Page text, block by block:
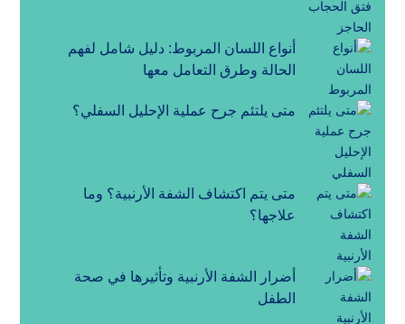
أنواع اللسان المربوط: دليل شامل لفهم
الحالة وطرق التعامل معها
متى يلتئم جرح عملية الإحليل السفلي؟
متى يتم اكتشاف الشفة الأرنبية؟ وما
علاجها؟
أضرار الشفة الأرنبية وتأثيرها في صحة
الطفل